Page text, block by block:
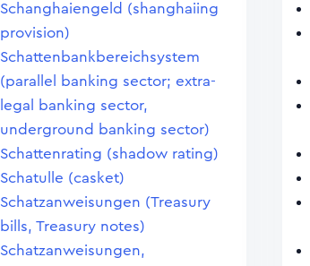
Schanghaiengeld (shanghaiing
provision)
Schattenbankbereichsystem
(parallel banking sector; extra-
legal banking sector,
underground banking sector)
Schattenrating (shadow rating)
Schatulle (casket)
Schatzanweisungen (Treasury
bills, Treasury notes)
Schatzanweisungen,